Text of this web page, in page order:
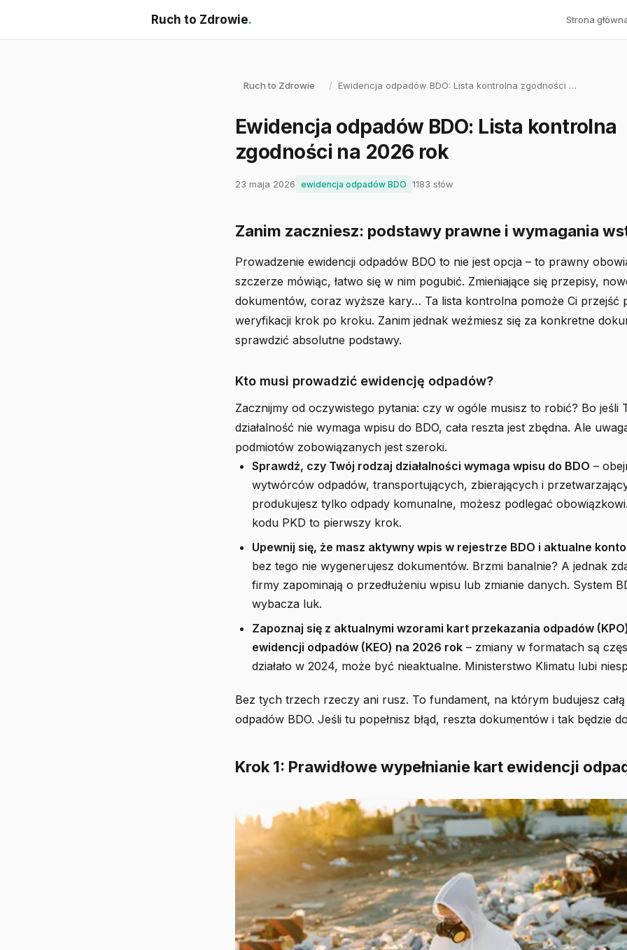
Ruch to Zdrowie. Strona
Ruch to Zdrowie / Ewidencja odpadów BDO: Lista kontrolna zgodności …
Ewidencja odpadów BDO: Lista kontrolna
zgodności na 2026 rok
23 maja 2026 ewidencja odpadów BDO 1183 słów
Zanim zaczniesz: podstawy prawne i wymagania
Prowadzenie ewidencji odpadów BDO to nie jest opcja – to prawny
szczerze mówiąc, łatwo się w nim pogubić. Zmieniające się przepisy,
dokumentów, coraz wyższe kary… Ta lista kontrolna pomoże Ci przejść
weryfikacji krok po kroku. Zanim jednak weźmiesz się za konkretne
sprawdzić absolutne podstawy.
Kto musi prowadzić ewidencję odpadów?
Zacznijmy od oczywistego pytania: czy w ogóle musisz to robić? Bo jeśli
działalność nie wymaga wpisu do BDO, cała reszta jest zbędna. Ale
podmiotów zobowiązanych jest szeroki.
Sprawdź, czy Twój rodzaj działalności wymaga wpisu do BDO –
wytwórców odpadów, transportujących, zbierających i
produkujesz tylko odpady komunalne, możesz podlegać
kodu PKD to pierwszy krok.
Upewnij się, że masz aktywny wpis w rejestrze BDO i aktualne
bez tego nie wygenerujesz dokumentów. Brzmi banalnie? A jednak
firmy zapominają o przedłużeniu wpisu lub zmianie danych. System
wybacza luk.
Zapoznaj się z aktualnymi wzorami kart przekazania odpadów
ewidencji odpadów (KEO) na 2026 rok – zmiany w formatach są
działało w 2024, może być nieaktualne. Ministerstwo Klimatu lubi
Bez tych trzech rzeczy ani rusz. To fundament, na którym budujesz całą
odpadów BDO. Jeśli tu popełnisz błąd, reszta dokumentów i tak będzie
Krok 1: Prawidłowe wypełnianie kart ewidencji